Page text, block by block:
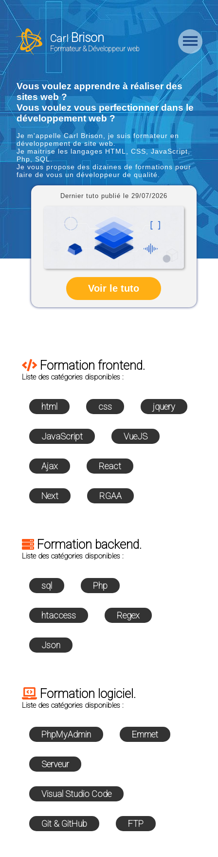
CarlBrison
Formateur & Développeur web
Retour
Accueil
Formation
Backend
Formation
CMS
Formation
Frontend
Formation
Logiciel
Liste des
Vous voulez apprendre à réaliser des
sites web ?
Vous voulez vous perfectionner dans le
développement web ?
Je m'appelle Carl Brison, je suis formateur en
développement de site web.
Je maitrise les langages HTML, CSS, JavaScript,
Php, SQL.
Je vous propose des dizaines de formations pour
faire de vous un développeur de qualité.
Dernier tuto publié le 29/07/2026
Voir le tuto
Formation frontend.
Liste des catégories disponibles :
html css jquery
JavaScript VueJS
Ajax React
Next RGAA
Formation backend.
Liste des catégories disponibles :
sql Php
htaccess Regex
Json
Formation logiciel.
Liste des catégories disponibles :
PhpMyAdmin Emmet
Serveur
Visual Studio Code
Git & GitHub FTP